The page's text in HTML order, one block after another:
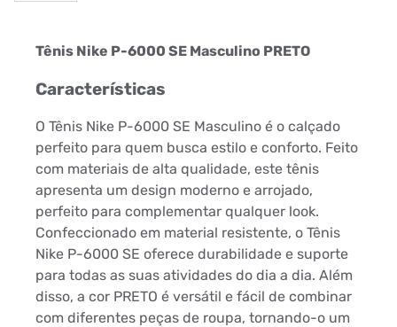
Tênis Nike P-6000 SE Masculino PRETO
Características
O Tênis Nike P-6000 SE Masculino é o calçado
perfeito para quem busca estilo e conforto. Feito
com materiais de alta qualidade, este tênis
apresenta um design moderno e arrojado,
perfeito para complementar qualquer look.
Confeccionado em material resistente, o Tênis
Nike P-6000 SE oferece durabilidade e suporte
para todas as suas atividades do dia a dia. Além
disso, a cor PRETO é versátil e fácil de combinar
com diferentes peças de roupa, tornando-o um